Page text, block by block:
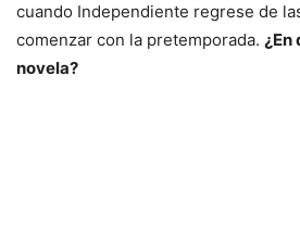
cuando Independiente regrese de
comenzar con la pretemporada. ¿En
novela?